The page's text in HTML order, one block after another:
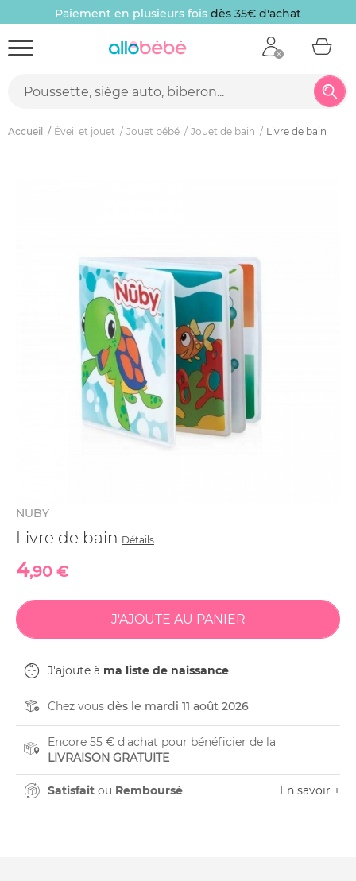
Paiement en plusieurs fois dès 35€ d'achat
Accueil Éveil et jouet Jouet bébé Jouet de bain Livre de bain
NUBY
Livre de bain Détails
4,90 €
J'ajoute à ma liste de naissance
Chez vous dès le mardi 11 août 2026
Encore 55 € d'achat pour bénéficier de la
LIVRAISON GRATUITE
Satisfait ou Remboursé En savoir +